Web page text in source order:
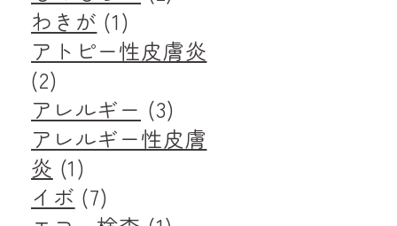
わきが (1)
アトピー性皮膚炎
(2)
アレルギー (3)
アレルギー性皮膚
炎 (1)
イボ (7)